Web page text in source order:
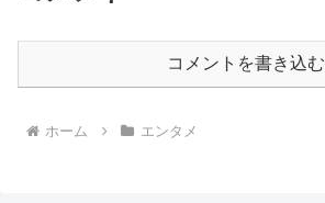
コメントを書き込む
ホーム エンタメ